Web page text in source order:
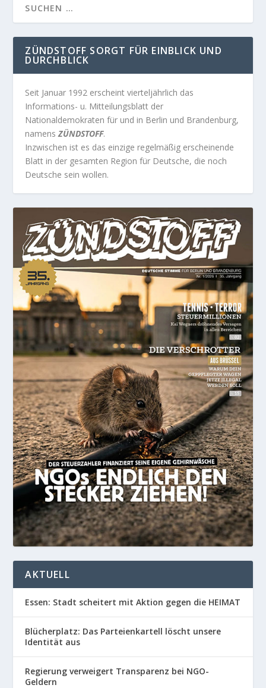
ZÜNDSTOFF SORGT FÜR EINBLICK UND
DURCHBLICK
Seit Januar 1992 erscheint vierteljährlich das
Informations- u. Mitteilungsblatt der
Nationaldemokraten für und in Berlin und Brandenburg,
namensZÜNDSTOFF.
Inzwischen ist es das einzige regelmäßig erscheinende
Blatt in der gesamten Region für Deutsche, die noch
Deutsche sein wollen.
AKTUELL
Essen: Stadt scheitert mit Aktion gegen die HEIMAT
Blücherplatz: Das Parteienkartell löscht unsere
Identität aus
Regierung verweigert Transparenz bei NGO-
Geldern